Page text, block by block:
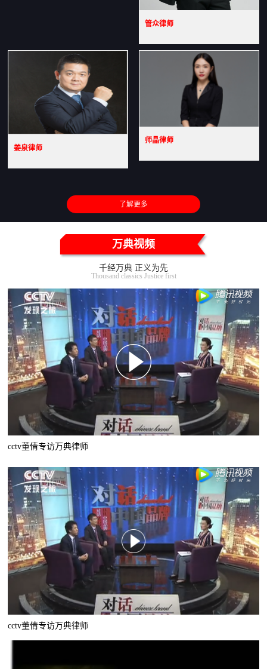
管众律师
姜泉律师
师晶律师
了解更多
万典视频
千经万典 正义为先
Thousand classics Justice first
cctv董倩专访万典律师
cctv董倩专访万典律师